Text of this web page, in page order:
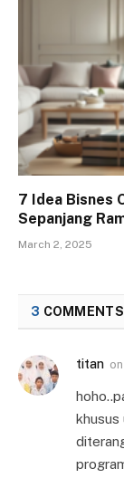
7 Idea Bisnes
Sepanjang
March 2, 2025
3 COMMENTS
titan on
khusus